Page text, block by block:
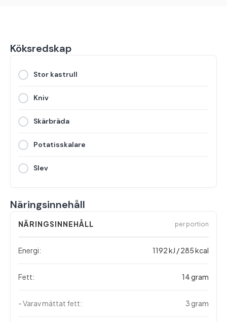
Köksredskap
Stor kastrull
Kniv
Skärbräda
Potatisskalare
Slev
Näringsinnehåll
NÄRINGSINNEHÅLL per portion
Energi: 1192 kJ / 285 kcal
Fett: 14 gram
- Varav mättat fett: 3 gram